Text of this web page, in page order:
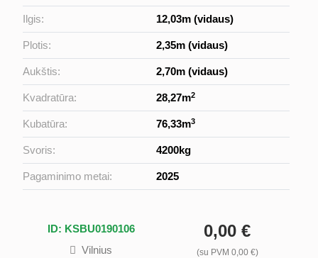
Ilgis: 12,03m (vidaus)
Plotis: 2,35m (vidaus)
Aukštis: 2,70m (vidaus)
Kvadratūra: 28,27m2
Kubatūra: 76,33m3
Svoris: 4200kg
Pagaminimo metai: 2025
ID: KSBU0190106
Vilnius
0,00 €
(su PVM 0,00 €)